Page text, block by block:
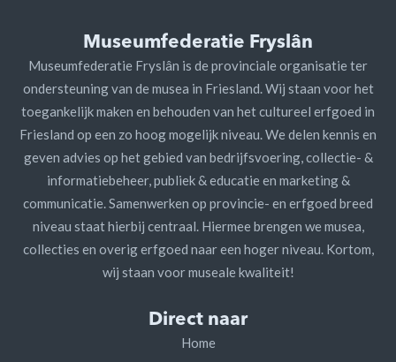
Museumfederatie Fryslân
Museumfederatie Fryslân is de provinciale organisatie ter
ondersteuning van de musea in Friesland. Wij staan voor het
toegankelijk maken en behouden van het cultureel erfgoed in
Friesland op een zo hoog mogelijk niveau. We delen kennis en
geven advies op het gebied van bedrijfsvoering, collectie- &
informatiebeheer, publiek & educatie en marketing &
communicatie. Samenwerken op provincie- en erfgoed breed
niveau staat hierbij centraal. Hiermee brengen we musea,
collecties en overig erfgoed naar een hoger niveau. Kortom,
wij staan voor museale kwaliteit!
Direct naar
Home